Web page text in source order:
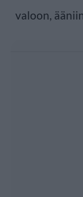
valoon,